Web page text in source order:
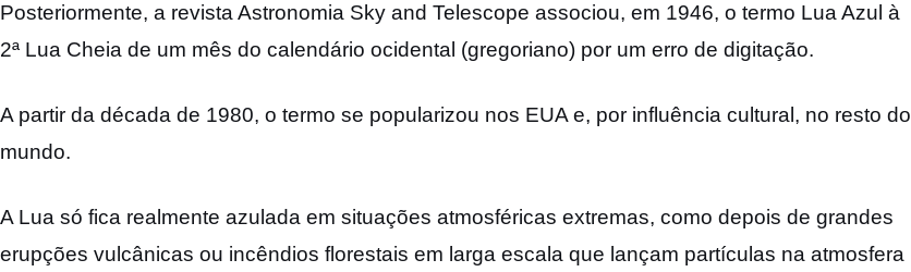
Posteriormente, a revista Astronomia Sky and Telescope associou, em 1946, o termo Lua Azul à
2ª Lua Cheia de um mês do calendário ocidental (gregoriano) por um erro de digitação.
A partir da década de 1980, o termo se popularizou nos EUA e, por influência cultural, no resto do
mundo.
A Lua só fica realmente azulada em situações atmosféricas extremas, como depois de grandes
erupções vulcânicas ou incêndios florestais em larga escala que lançam partículas na atmosfera